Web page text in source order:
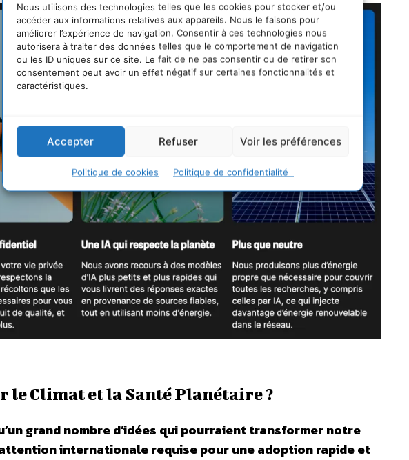
Nous utilisons des technologies telles que les cookies pour stocker et/ou
accéder aux informations relatives aux appareils. Nous le faisons pour
améliorer l’expérience de navigation. Consentir à ces technologies nous
autorisera à traiter des données telles que le comportement de navigation
ou les ID uniques sur ce site. Le fait de ne pas consentir ou de retirer son
consentement peut avoir un effet négatif sur certaines fonctionnalités et
caractéristiques.
Accepter Refuser Voir les préférences
Politique de cookies Politique de confidentialité
Climat et la Santé Planétaire ?
grand nombre d’idées qui pourraient transformer notre
internationale requise pour une adoption rapide et